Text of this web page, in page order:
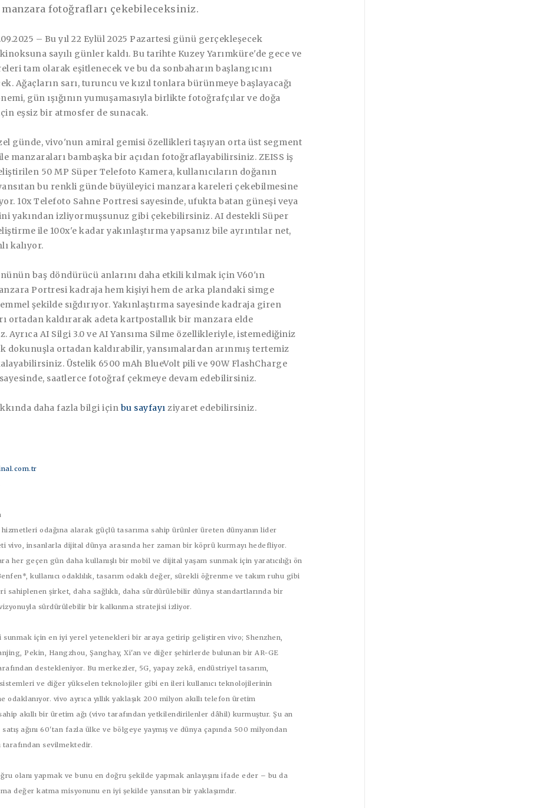
fotoğrafları çekebileceksiniz.
– Bu yıl 22 Eylül 2025 Pazartesi günü gerçekleşecek
sayılı günler kaldı. Bu tarihte Kuzey Yarımküre'de gece ve
tam olarak eşitlenecek ve bu da sonbaharın başlangıcını
Ağaçların sarı, turuncu ve kızıl tonlara bürünmeye başlayacağı
gün ışığının yumuşamasıyla birlikte fotoğrafçılar ve doğa
eşsiz bir atmosfer de sunacak.
günde, vivo'nun amiral gemisi özellikleri taşıyan orta üst segment
manzaraları bambaşka bir açıdan fotoğraflayabilirsiniz. ZEISS iş
50 MP Süper Telefoto Kamera, kullanıcıların doğanın
bu renkli günde büyüleyici manzara kareleri çekebilmesine
10x Telefoto Sahne Portresi sayesinde, ufukta batan güneşi veya
yakından izliyormuşsunuz gibi çekebilirsiniz. AI destekli Süper
ile 100x'e kadar yakınlaştırma yapsanız bile ayrıntılar net,
kalıyor.
baş döndürücü anlarını daha etkili kılmak için V60'ın
Portresi kadraja hem kişiyi hem de arka plandaki simge
şekilde sığdırıyor. Yakınlaştırma sayesinde kadraja giren
ortadan kaldırarak adeta kartpostallık bir manzara elde
Ayrıca AI Silgi 3.0 ve AI Yansıma Silme özellikleriyle, istemediğiniz
dokunuşla ortadan kaldırabilir, yansımalardan arınmış tertemiz
Üstelik 6500 mAh BlueVolt pili ve 90W FlashCharge
saatlerce fotoğraf çekmeye devam edebilirsiniz.
daha fazla bilgi için bu sayfayı ziyaret edebilirsiniz.
hizmetleri odağına alarak güçlü tasarıma sahip ürünler üreten dünyanın lider
vivo, insanlarla dijital dünya arasında her zaman bir köprü kurmayı hedefliyor.
her geçen gün daha kullanışlı bir mobil ve dijital yaşam sunmak için yaratıcılığı ön
kullanıcı odaklılık, tasarım odaklı değer, sürekli öğrenme ve takım ruhu gibi
sahiplenen şirket, daha sağlıklı, daha sürdürülebilir dünya standartlarında bir
sürdürülebilir bir kalkınma stratejisi izliyor.
sunmak için en iyi yerel yetenekleri bir araya getirip geliştiren vivo; Shenzhen,
Pekin, Hangzhou, Şanghay, Xi'an ve diğer şehirlerde bulunan bir AR-GE
destekleniyor. Bu merkezler, 5G, yapay zekâ, endüstriyel tasarım,
ve diğer yükselen teknolojiler gibi en ileri kullanıcı teknolojilerinin
odaklanıyor. vivo ayrıca yıllık yaklaşık 200 milyon akıllı telefon üretim
akıllı bir üretim ağı (vivo tarafından yetkilendirilenler dâhil) kurmuştur. Şu an
ağını 60'tan fazla ülke ve bölgeye yaymış ve dünya çapında 500 milyondan
tarafından sevilmektedir.
olanı yapmak ve bunu en doğru şekilde yapmak anlayışını ifade eder – bu da
değer katma misyonunu en iyi şekilde yansıtan bir yaklaşımdır.